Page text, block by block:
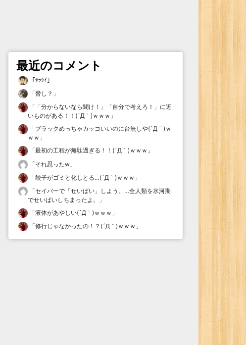
最近のコメント
「ﾔﾗｼｲ 」
「脅し？ 」
「 「分からないなら聞け！」「自分で考えろ！」に近
いものがある！！(´Д｀)ｗｗｗ 」
「ブラックめっちゃカッコいいのに台無しや(´Д｀)ｗ
ｗｗ 」
「最初の工程が無駄過ぎる！！(´Д｀)ｗｗｗ 」
「それ思ったw 」
「餃子がゴミと化しとる…(´Д｀)ｗｗｗ 」
「セイバーで「せいばい」しよう。…全人類を氷河期
でせいばいしちまったよ。
」
「液体があやしい(´Д｀)ｗｗｗ 」
「修行じゃなかったの！？(´Д｀)ｗｗｗ 」